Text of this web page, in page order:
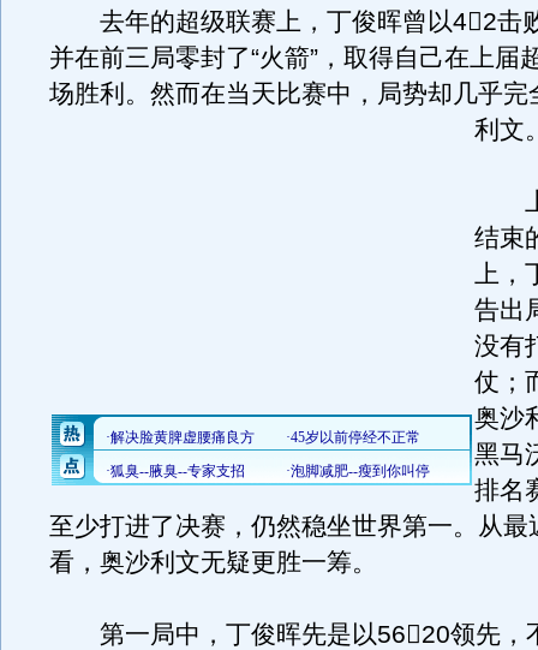
去年的超级联赛上，丁俊晖曾以42击
并在前三局零封了“火箭”，取得自己在上届
场胜利。然而在当天比赛中，局势却几乎完
利文
上
结束
上，
告出
没有
仗；
奥沙
黑马
排名
至少打进了决赛，仍然稳坐世界第一。从最
看，奥沙利文无疑更胜一筹。
第一局中，丁俊晖先是以5620领先，